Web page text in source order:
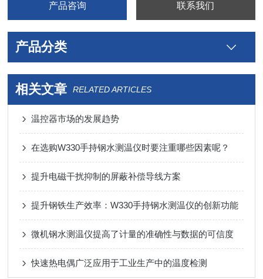
产品咨询 联系我们
产品分类
相关文章 RELATED ARTICLES
温控器市场的发展趋势
在选购W330手持钢水测温仪时要注重哪些因素呢？
提升电磁干扰抑制的屏蔽补偿导线方案
提升钢铁生产效率：W330手持钢水测温仪的创新功能
微机钢水测温仪提高了计量的准确性与数据的可信度
快速热电偶广泛应用于工业生产中的温度检测